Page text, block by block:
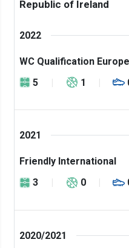
Republic of Ireland
2022
WC Qualification Europe
5
1
2021
Friendly International
3
0
2020/2021